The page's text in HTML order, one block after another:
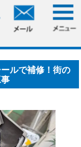
雨樋破損をシール
ルで補修！街の